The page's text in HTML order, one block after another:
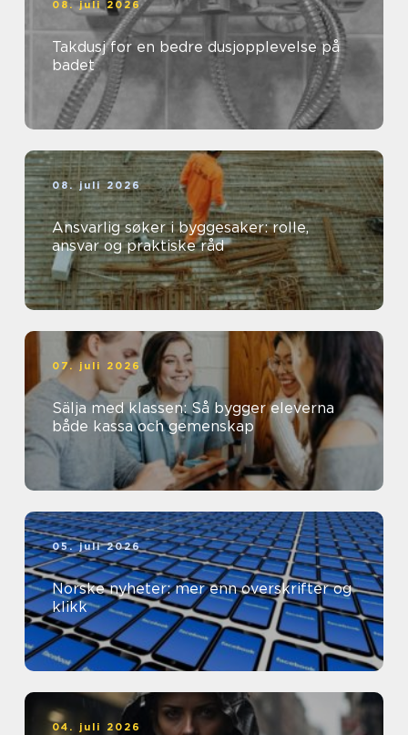
08. juli 2026
Takdusj for en bedre dusjopplevelse på
badet
08. juli 2026
Ansvarlig søker i byggesaker: rolle,
ansvar og praktiske råd
07. juli 2026
Sälja med klassen: Så bygger eleverna
både kassa och gemenskap
05. juli 2026
Norske nyheter: mer enn overskrifter og
klikk
04. juli 2026